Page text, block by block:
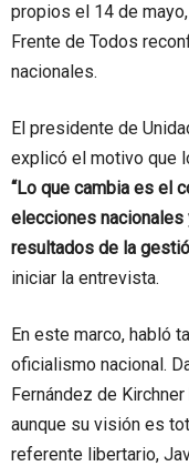
propios el 14 de
Frente de Todos
nacionales.
El presidente de
explicó el motivo que
“Lo que cambia es el
elecciones nacionales
resultados de la
iniciar la entrevista.
En este marco, habló
oficialismo nacional.
Fernández de
aunque su visión es
referente libertario,